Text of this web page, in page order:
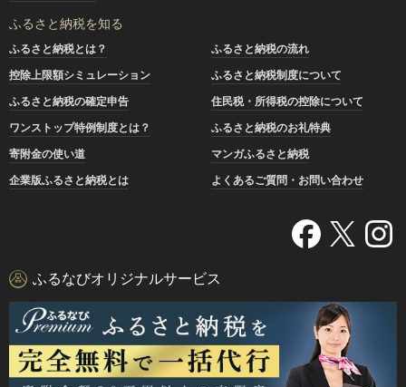
ふるさと納税を知る
ふるさと納税とは？
ふるさと納税の流れ
控除上限額シミュレーション
ふるさと納税制度について
ふるさと納税の確定申告
住民税・所得税の控除について
ワンストップ特例制度とは？
ふるさと納税のお礼特典
寄附金の使い道
マンガふるさと納税
企業版ふるさと納税とは
よくあるご質問・お問い合わせ
ふるなびオリジナルサービス